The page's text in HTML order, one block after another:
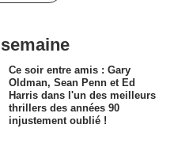
Ce soir entre amis : Gary
Oldman, Sean Penn et Ed
Harris dans l'un des meilleurs
thrillers des années 90
injustement oublié !